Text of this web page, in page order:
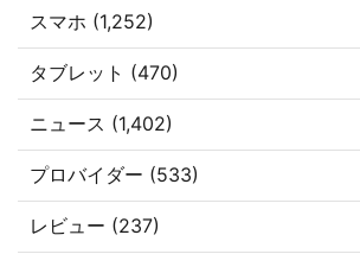
スマホ (1,252)
タブレット (470)
ニュース (1,402)
プロバイダー (533)
レビュー (237)